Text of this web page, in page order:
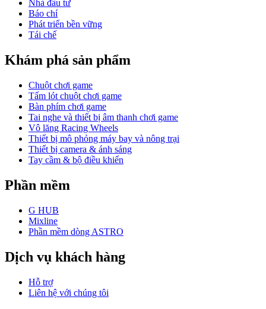
Nhà đầu tư
Báo chí
Phát triển bền vững
Tái chế
Khám phá sản phẩm
Chuột chơi game
Tấm lót chuột chơi game
Bàn phím chơi game
Tai nghe và thiết bị âm thanh chơi game
Vô lăng Racing Wheels
Thiết bị mô phỏng máy bay và nông trại
Thiết bị camera & ánh sáng
Tay cầm & bộ điều khiển
Phần mềm
G HUB
Mixline
Phần mềm dòng ASTRO
Dịch vụ khách hàng
Hỗ trợ
Liên hệ với chúng tôi